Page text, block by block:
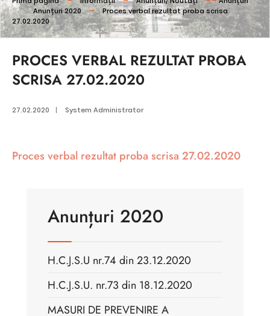
Anunțuri 2020
Proces verbal rezultat proba scrisa
27.02.2020
PROCES VERBAL REZULTAT PROBA
SCRISA 27.02.2020
27.02.2020 | System Administrator
Proces verbal rezultat proba scrisa 27.02.2020
Anunțuri 2020
H.C.J.S.U nr.74 din 23.12.2020
H.C.J.S.U. nr.73 din 18.12.2020
MASURI DE PREVENIRE A